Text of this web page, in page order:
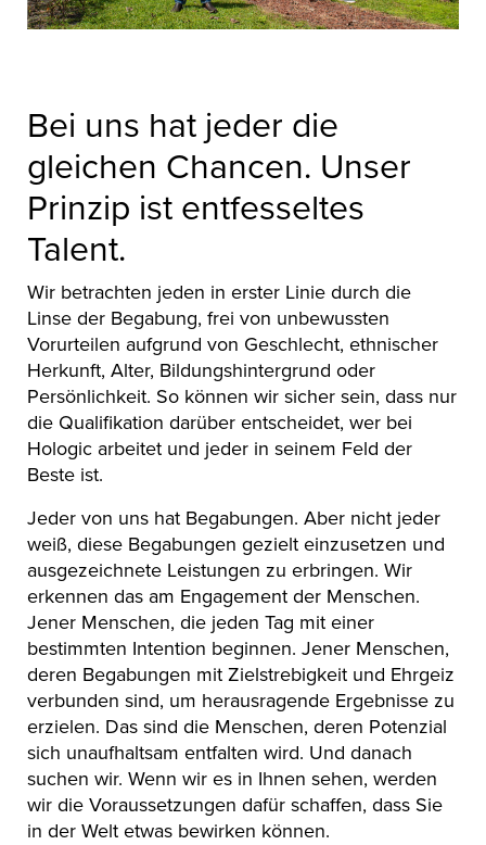
Bei uns hat jeder die
gleichen Chancen. Unser
Prinzip ist entfesseltes
Talent.
Wir betrachten jeden in erster Linie durch die
Linse der Begabung, frei von unbewussten
Vorurteilen aufgrund von Geschlecht, ethnischer
Herkunft, Alter, Bildungshintergrund oder
Persönlichkeit. So können wir sicher sein, dass nur
die Qualifikation darüber entscheidet, wer bei
Hologic arbeitet und jeder in seinem Feld der
Beste ist.
Jeder von uns hat Begabungen. Aber nicht jeder
weiß, diese Begabungen gezielt einzusetzen und
ausgezeichnete Leistungen zu erbringen. Wir
erkennen das am Engagement der Menschen.
Jener Menschen, die jeden Tag mit einer
bestimmten Intention beginnen. Jener Menschen,
deren Begabungen mit Zielstrebigkeit und Ehrgeiz
verbunden sind, um herausragende Ergebnisse zu
erzielen. Das sind die Menschen, deren Potenzial
sich unaufhaltsam entfalten wird. Und danach
suchen wir. Wenn wir es in Ihnen sehen, werden
wir die Voraussetzungen dafür schaffen, dass Sie
in der Welt etwas bewirken können.